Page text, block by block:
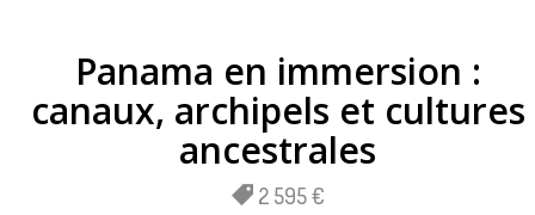
Panama en immersion :
canaux, archipels et cultures
ancestrales
2 595 €